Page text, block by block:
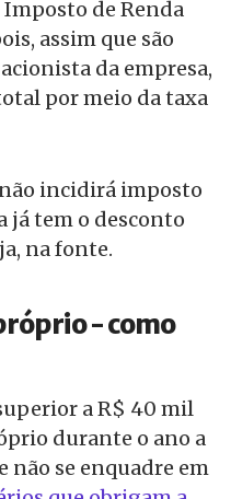
de Renda
assim que são
da empresa,
por meio da taxa
não incidirá imposto
já tem o desconto
na fonte.
- como
a R$ 40 mil
durante o ano a
não se enquadre em